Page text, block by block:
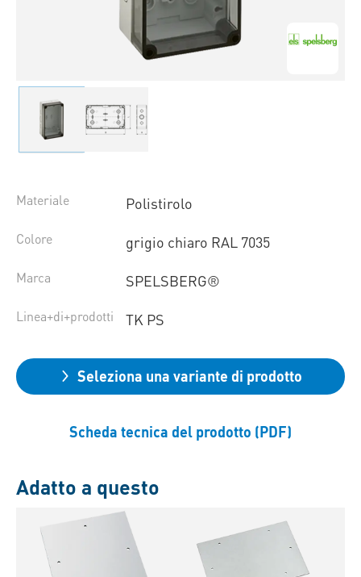
Materiale Polistirolo
Colore grigio chiaro RAL 7035
Marca SPELSBERG®
Linea+di+prodotti TK PS
Seleziona una variante di prodotto
Scheda tecnica del prodotto (PDF)
Adatto a questo